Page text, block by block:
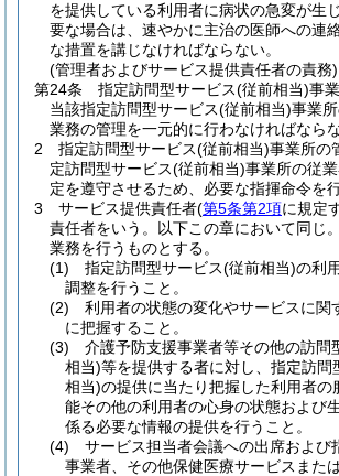
を提供している利用者に病状の急変が生
要な場合は、速やかに主治の医師への連
な措置を講じなければならない。
(管理者およびサービス提供責任者の責務)
第24条
指定訪問型サービス(従前相当)事
当該指定訪問型サービス(従前相当)事業
業務の管理を一元的に行わなければならな
2
指定訪問型サービス(従前相当)事業所の
定訪問型サービス(従前相当)事業所の従
定を遵守させるため、必要な指揮命令を
3
サービス提供責任者(第5条第2項に規定
責任者をいう。以下この章において同じ
業務を行うものとする。
(1)
指定訪問型サービス(従前相当)の利
調整を行うこと。
(2)
利用者の状態の変化やサービスに関
に把握すること。
(3)
介護予防支援事業者等その他の訪問
相当)等を提供する者に対し、指定訪問
相当)の提供に当たり把握した利用者の
能その他の利用者の心身の状態および
係る必要な情報の提供を行うこと。
(4)
サービス担当者会議への出席および
事業者、その他保健医療サービスまた